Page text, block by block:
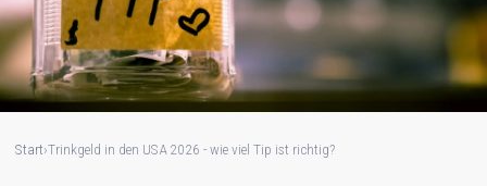
Start›Trinkgeld in den USA 2026 - wie viel Tip ist richtig?